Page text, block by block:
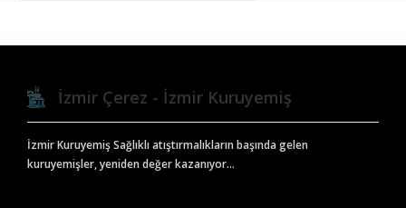
İzmir Çerez - İzmir Kuruyemiş
İzmir Kuruyemiş Sağlıklı atıştırmalıkların başında gelen
kuruyemişler, yeniden değer kazanıyor...